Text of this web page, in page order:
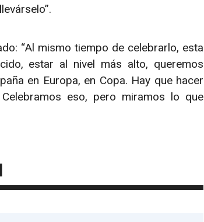
“Al mismo tiempo de celebrarlo, esta
estar al nivel más alto, queremos
en Europa, en Copa. Hay que hacer
eso, pero miramos lo que